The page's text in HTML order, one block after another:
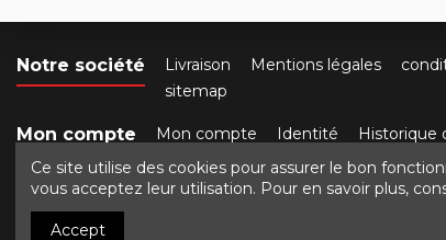
Notre société Livraison Mentions légales
sitemap
Mon compte Mon compte Identité Historique
Contactez-nous Crocbois-motoculture.com
Ce site utilise des cookies pour assurer le bon
vous acceptez leur utilisation. Pour en savoir plus,
Accept